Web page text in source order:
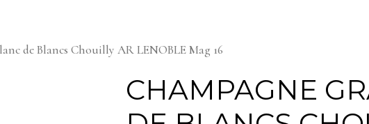
de Blancs Chouilly AR LENOBLE Mag 16
CHAMPAGNE